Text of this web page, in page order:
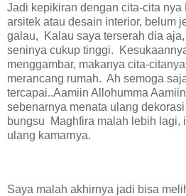
Jadi kepikiran dengan cita-cita nya
arsitek atau desain interior, belum
galau, Kalau saya terserah dia
seninya cukup tinggi.
menggambar, makanya cita-
merancang rumah. Ah semoga
tercapai..Aamiin Allohumma
sebenarnya menata ulang
bungsu Maghfira malah lebih lagi,
ulang kamarnya.
Saya malah akhirnya jadi bisa